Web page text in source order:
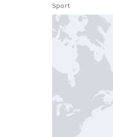
Sport